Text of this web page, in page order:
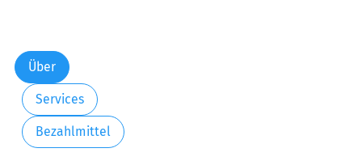
Über
Services
Bezahlmittel